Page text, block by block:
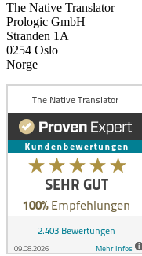
The Native Translator
Prologic GmbH
Stranden 1A
0254 Oslo
Norge